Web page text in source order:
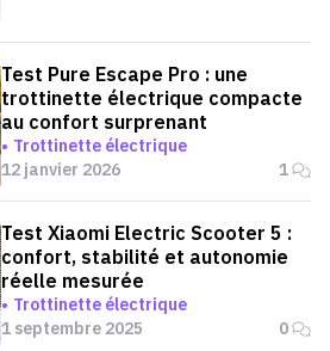
Test Pure Escape Pro : une
trottinette électrique compacte
au confort surprenant
Trottinette électrique
12 janvier 2026
Test Xiaomi Electric Scooter 5 :
confort, stabilité et autonomie
réelle mesurée
Trottinette électrique
1 septembre 2025